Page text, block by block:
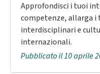
Approfondisci i tuoi
competenze, allarga i
interdisciplinari e
internazionali.
Pubblicato il 10 aprile